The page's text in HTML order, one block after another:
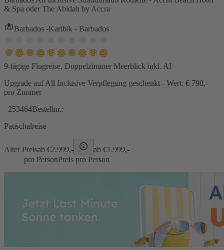
& Spa oder The Abidah by Accra
Barbados -Karibik - Barbados
9-tägige Flugreise, Doppelzimmer Meerblick inkl. AI
Upgrade auf All Inclusive Verpflegung geschenkt - Wert: € 798,-
pro Zimmer
253464Bestellnr.:
Pauschalreise
Alter Preisab €2.999,- ab €1.999,-
pro PersonPreis pro Person